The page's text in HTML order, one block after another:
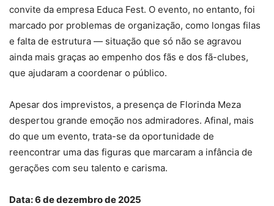
convite da empresa Educa Fest. O evento, no entanto, foi
marcado por problemas de organização, como longas filas
e falta de estrutura — situação que só não se agravou
ainda mais graças ao empenho dos fãs e dos fã-clubes,
que ajudaram a coordenar o público.
Apesar dos imprevistos, a presença de Florinda Meza
despertou grande emoção nos admiradores. Afinal, mais
do que um evento, trata-se da oportunidade de
reencontrar uma das figuras que marcaram a infância de
gerações com seu talento e carisma.
Data: 6 de dezembro de 2025